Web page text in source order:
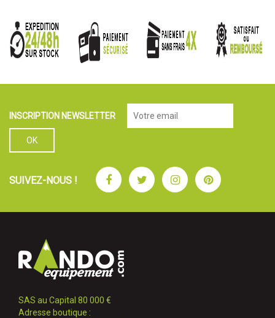
INSCRIPTION NEWSLETTER
SUIVEZ-NOUS ! FacebookTwitterInstagramPinterest
SAS au Capital 80 000 €
Adresse boutique :